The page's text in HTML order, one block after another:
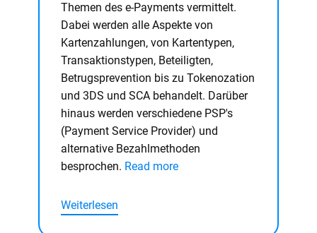
Themen des e-Payments vermittelt.
Dabei werden alle Aspekte von
Kartenzahlungen, von Kartentypen,
Transaktionstypen, Beteiligten,
Betrugsprevention bis zu Tokenozation
und 3DS und SCA behandelt. Darüber
hinaus werden verschiedene PSP's
(Payment Service Provider) und
alternative Bezahlmethoden
besprochen. Read more
Weiterlesen